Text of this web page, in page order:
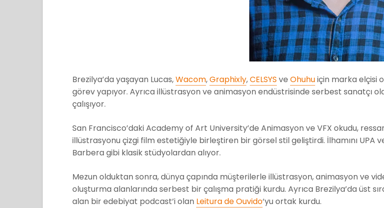
Brezilya’da yaşayan Lucas,Wacom,Graphixly,CELSYS ve Ohuhuiçin marka elçisi
görev yapıyor. Ayrıca illüstrasyon ve animasyon endüstrisinde serbest sanatçı
çalışıyor.
San Francisco’daki Academy of Art University’de Animasyon ve VFX okudu,
illüstrasyonu çizgi film estetiğiyle birleştiren bir görsel stil geliştirdi. İlhamını UPA
Barbera gibi klasik stüdyolardan alıyor.
Mezun olduktan sonra, dünya çapında müşterilerle illüstrasyon, animasyon ve
oluşturma alanlarında serbest bir çalışma pratiği kurdu. Ayrıca Brezilya’da üst
alan bir edebiyat podcast’i olan Leitura de Ouvido‘yu ortak kurdu.